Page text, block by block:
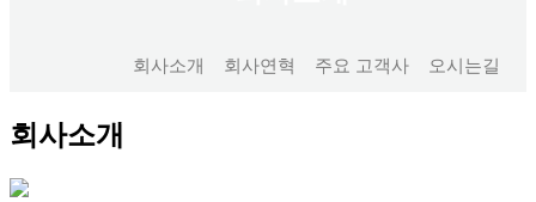
회사소개 회사연혁 주요 고객사 오시는길
회사소개